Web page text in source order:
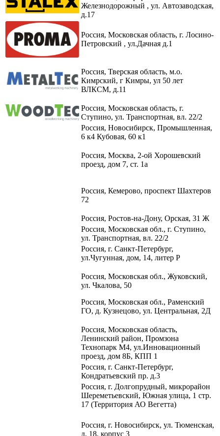
Железнодорожный , ул. Автозаводская,
д.17
Россия, Московская область, г. Лосино-
Петровский , ул.Дачная д.1
Россия, Тверская область, м.о.
Кимрский, г Кимры, ул 50 лет
ВЛКСМ, д.11
Россия, Московская область, г.
Ступино, ул. Транспортная, вл. 22/2​
Россия, Новосибирск, Промышленная,
6 к4 Кубовая, 60 к1​
Россия, Москва, 2-ой Хорошевский
проезд, дом 7, ст. 1а
Россия, Кемерово, проспект Шахтеров
72
Россия, Ростов-на-Дону, Орская, 31 Ж
Россия, Московская обл., г. Ступино,
ул. Транспортная, вл. 22/2
Россия, г. Санкт-Петербург,
ул.Чугунная, дом, 14, литер Р
Россия, Московская обл., Жуковский,
ул. Чкалова, 50
Россия, Московская обл., Раменский
ГО, д. Кузнецово, ул. Центральная, 2Д
Россия, Московская область,
Ленинский район, Промзона
Технопарк М4, ул.Инновационный
проезд, дом 8Б, КПП 1
Россия, г. Санкт-Петербург,
Кондратьевский пр. д.3
Россия, г. Долгопрудный, микрорайон
Шереметьевский, Южная улица, 1 стр.
17 (Территория АО Вегетта)
Россия, г. Новосибирск, ул. Тюменская,
д. 18, корпус 3